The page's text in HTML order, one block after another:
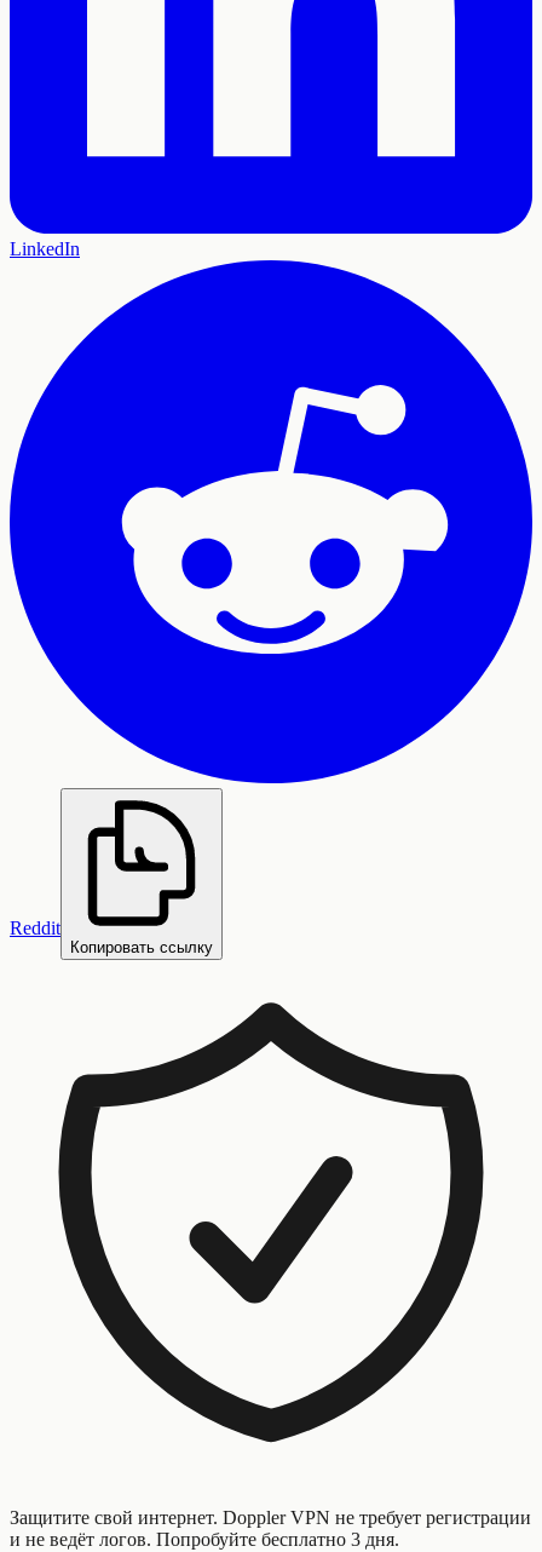
LinkedIn
Reddit
Копировать ссылку
Защитите свой интернет. Doppler VPN не требует регистрации
и не ведёт логов. Попробуйте бесплатно 3 дня.